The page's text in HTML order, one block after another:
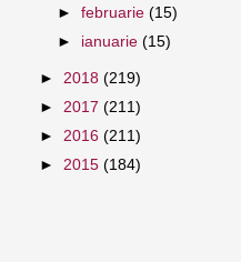
►februarie(15)
► ianuarie(15)
► 2018 (219)
► 2017 (211)
► 2016 (211)
► 2015 (184)